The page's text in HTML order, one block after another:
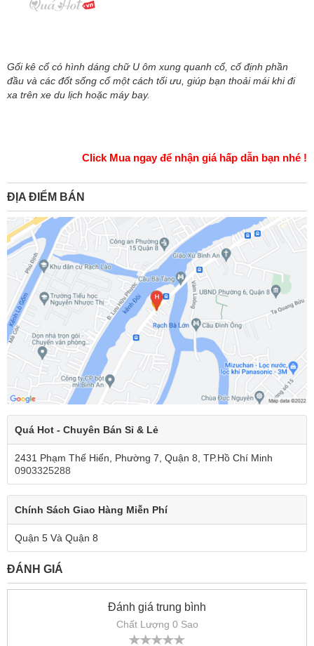
Gối kê cổ có hình dáng chữ U ôm xung quanh cổ, cố định phần
đầu và các đốt sống cổ một cách tối ưu, giúp bạn thoải mái khi đi
xa trên xe du lịch hoặc máy bay.
Click Mua ngay để nhận giá hấp dẫn bạn nhé !
ĐỊA ĐIỂM BÁN
Quá Hot - Chuyên Bán Sỉ & Lẻ
2431 Phạm Thế Hiển, Phường 7, Quận 8, TP.Hồ Chí Minh
0903325288
Chính Sách Giao Hàng Miễn Phí
Quận 5 Và Quận 8
ĐÁNH GIÁ
Đánh giá trung bình
Chất Lượng 0 Sao